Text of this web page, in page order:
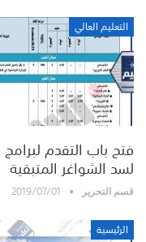
التعليم العالي
فتح باب التقدم
لسد الشواغر المتبقية
قسم التحرير 2019/07/01
الرئيسية